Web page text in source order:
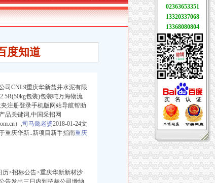
度知道
司CNL9重庆华新盐井水泥有限
包装)包装吨万海物流
注册登录手机版网站导航帮助
品关键词,中国采招网
）,司马懿老婆2018-01-24文
重庆华新..新项目新手指南重庆
历>招标公告>重庆华新新材沙
告发出三日内到招标公司缴纳
02363653351
13320337068
13368080804